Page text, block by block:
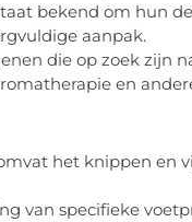
bekend om hun
aanpak.
die op zoek zijn
en
het knippen en
van specifieke